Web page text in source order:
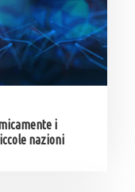
i
nazioni